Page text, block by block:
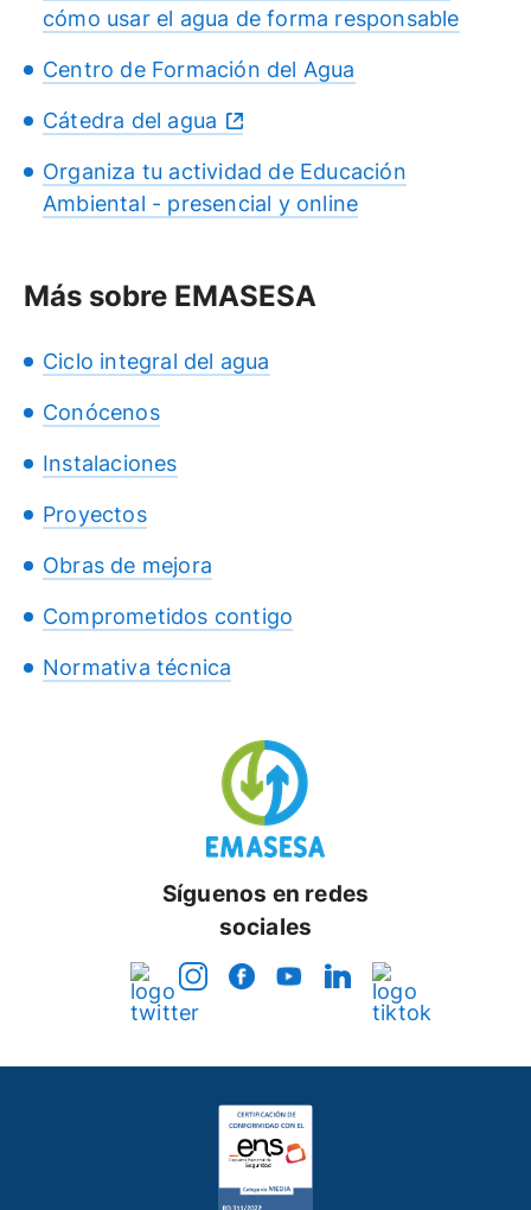
cómo usar el agua de forma responsable
Centro de Formación del Agua
Cátedra del agua
Organiza tu actividad de Educación
Ambiental - presencial y online
Más sobre EMASESA
Ciclo integral del agua
Conócenos
Instalaciones
Proyectos
Obras de mejora
Comprometidos contigo
Normativa técnica
Síguenos en redes
sociales